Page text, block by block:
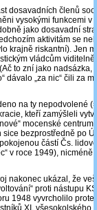
dosavadních členů
vysokými funkcemi v
jako dosavadní
aktivitám se
krajně riskantní). Jen
vládcům
to zní jako nadsázka,
dávalo „za nic“ čili za
na ty nepodvolené
kteří zamýšleli
mocenské
bezprostředně po
částí Čs.
v roce 1949), nicméně
nakonec ukázal, že
proti nástupu
1948 vyvrcholilo